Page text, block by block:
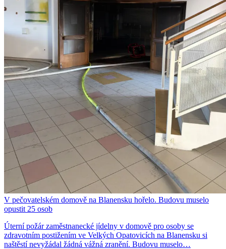
V pečovatelském domově na Blanensku hořelo. Budovu muselo
opustit 25 osob
Úterní požár zaměstnanecké jídelny v domově pro osoby se
zdravotním postižením ve Velkých Opatovicích na Blanensku si
naštěstí nevyžádal žádná vážná zranění. Budovu muselo…